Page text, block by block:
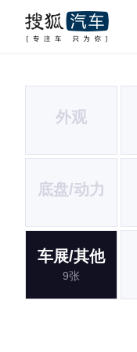
外观
底盘/动力
车展/其他
9张